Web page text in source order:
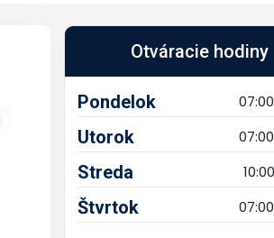
Otváracie hodiny
Pondelok
Utorok
Streda
Štvrtok